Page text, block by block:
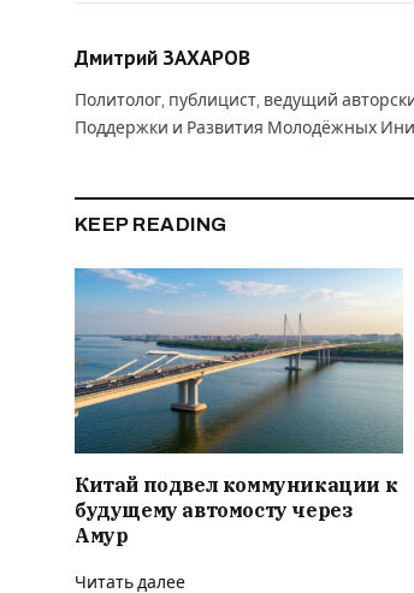
Дмитрий ЗАХАРОВ
Политолог, публицист, ведущий
Поддержки и Развития Молодёжных
KEEP READING
Китай подвел коммуникации к
будущему автомосту через
Амур
Читать далее